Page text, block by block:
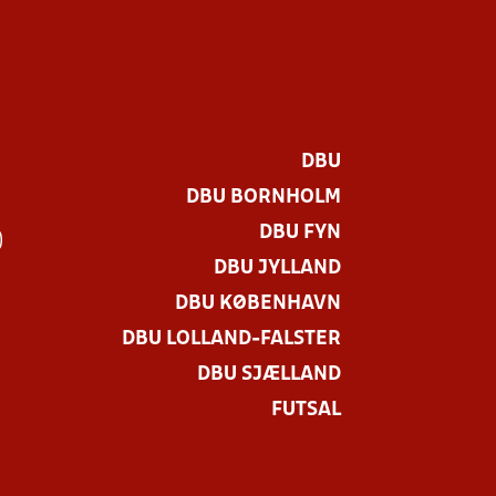
DBU
DBU BORNHOLM
DBU FYN
DBU JYLLAND
DBU KØBENHAVN
DBU LOLLAND-FALSTER
DBU SJÆLLAND
FUTSAL